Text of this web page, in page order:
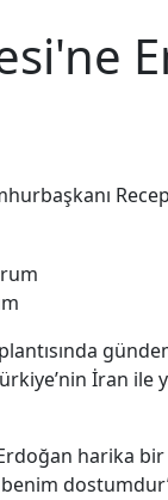
İran
harika
benim